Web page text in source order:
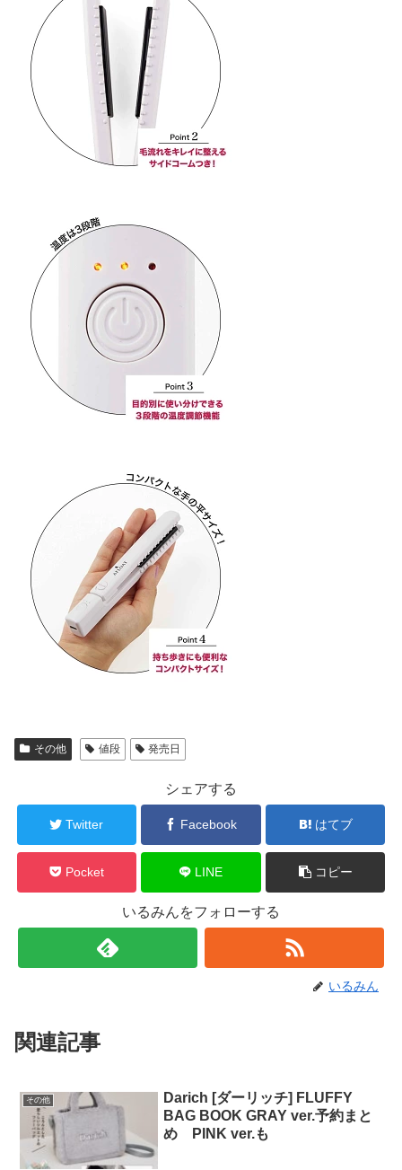
その他 値段 発売日
シェアする
Twitter Facebook はてブ
Pocket LINE コピー
いるみんをフォローする
いるみん
関連記事
その他
Darich [ダーリッチ] FLUFFY
BAG BOOK GRAY ver.予約まと
め PINK ver.も